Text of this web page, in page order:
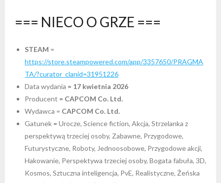
=== NIECO O GRZE ===
STEAM =
https://store.steampowered.com/app/3357650/PRAGMA
TA/?curator_clanid=31951226
Data wydania = 17 kwietnia 2026
Producent = CAPCOM Co. Ltd.
Wydawca = CAPCOM Co. Ltd.
Gatunek = Urocze, Science fiction, Akcja, Strzelanka z
perspektywą trzeciej osoby, Zabawne, Przygodowe,
Futurystyczne, Roboty, Jednoosobowe, Przygodowe akcji,
Hakowanie, Perspektywa trzeciej osoby, Bogata fabuła, 3D,
Kosmos, Sztuczna inteligencja, PvE, Realistyczne, Żeńska